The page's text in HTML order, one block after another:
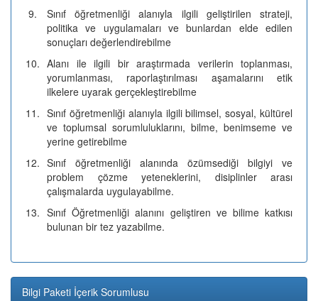
9.
Sınıf öğretmenliği alanıyla ilgili geliştirilen strateji,
politika ve uygulamaları ve bunlardan elde edilen
sonuçları değerlendirebilme
10. Alanı ile ilgili bir araştırmada verilerin toplanması,
yorumlanması, raporlaştırılması aşamalarını etik
ilkelere uyarak gerçekleştirebilme
11. Sınıf öğretmenliği alanıyla ilgili bilimsel, sosyal, kültürel
ve toplumsal sorumluluklarını, bilme, benimseme ve
yerine getirebilme
12. Sınıf öğretmenliği alanında özümsediği bilgiyi ve
problem çözme yeteneklerini, disiplinler arası
çalışmalarda uygulayabilme.
13. Sınıf Öğretmenliği alanını geliştiren ve bilime katkısı
bulunan bir tez yazabilme.
Bilgi Paketi İçerik Sorumlusu